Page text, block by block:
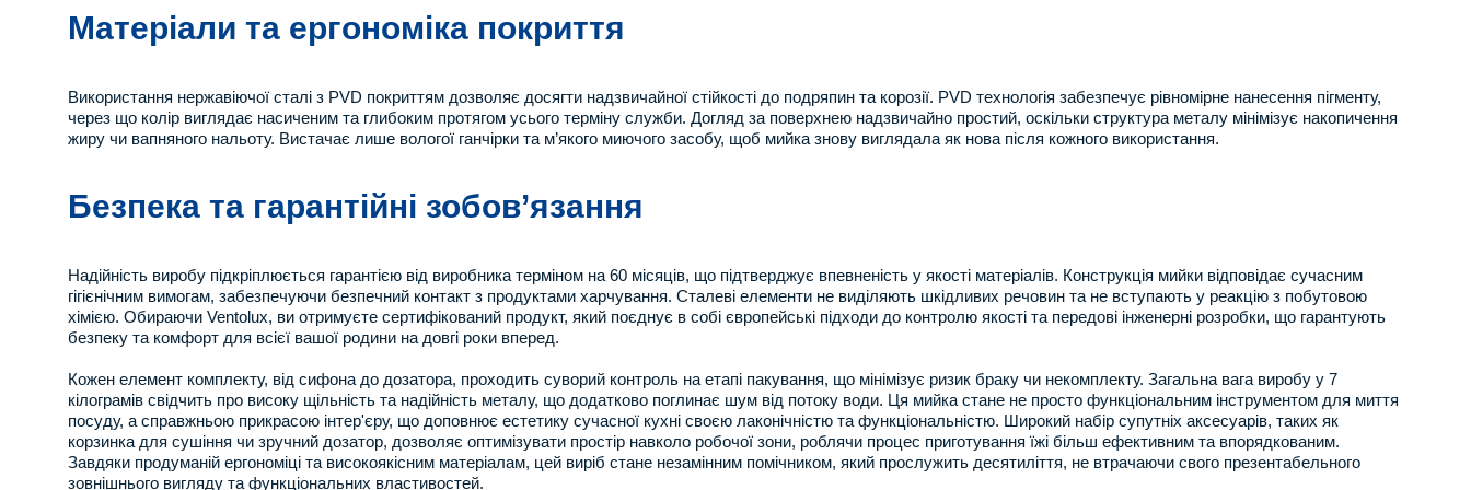
Матеріали та ергономіка покриття
Використання нержавіючої сталі з PVD покриттям дозволяє досягти надзвичайної стійкості до подряпин та корозії. PVD технологія забезпечує рівномірне нанесення пігменту,
через що колір виглядає насиченим та глибоким протягом усього терміну служби. Догляд за поверхнею надзвичайно простий, оскільки структура металу мінімізує накопичення
жиру чи вапняного нальоту. Вистачає лише вологої ганчірки та м’якого миючого засобу, щоб мийка знову виглядала як нова після кожного використання.
Безпека та гарантійні зобов’язання
Надійність виробу підкріплюється гарантією від виробника терміном на 60 місяців, що підтверджує впевненість у якості матеріалів. Конструкція мийки відповідає сучасним
гігієнічним вимогам, забезпечуючи безпечний контакт з продуктами харчування. Сталеві елементи не виділяють шкідливих речовин та не вступають у реакцію з побутовою
хімією. Обираючи Ventolux, ви отримуєте сертифікований продукт, який поєднує в собі європейські підходи до контролю якості та передові інженерні розробки, що гарантують
безпеку та комфорт для всієї вашої родини на довгі роки вперед.
Кожен елемент комплекту, від сифона до дозатора, проходить суворий контроль на етапі пакування, що мінімізує ризик браку чи некомплекту. Загальна вага виробу у 7
кілограмів свідчить про високу щільність та надійність металу, що додатково поглинає шум від потоку води. Ця мийка стане не просто функціональним інструментом для миття
посуду, а справжньою прикрасою інтер'єру, що доповнює естетику сучасної кухні своєю лаконічністю та функціональністю. Широкий набір супутніх аксесуарів, таких як
корзинка для сушіння чи зручний дозатор, дозволяє оптимізувати простір навколо робочої зони, роблячи процес приготування їжі більш ефективним та впорядкованим.
Завдяки продуманій ергономіці та високоякісним матеріалам, цей виріб стане незамінним помічником, який прослужить десятиліття, не втрачаючи свого презентабельного
зовнішнього вигляду та функціональних властивостей.